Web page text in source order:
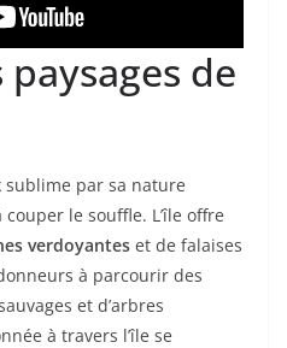
de
sublime par sa nature
le souffle. L’île offre
verdoyantes et de falaises
à parcourir des
et d’arbres
à travers l’île se